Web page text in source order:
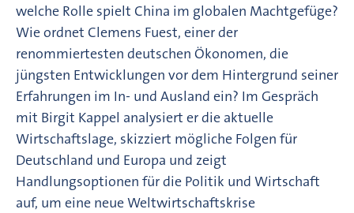
welche Rolle spielt China im globalen Machtgefüge?
Wie ordnet Clemens Fuest, einer der
renommiertesten deutschen Ökonomen, die
jüngsten Entwicklungen vor dem Hintergrund seiner
Erfahrungen im In- und Ausland ein? Im Gespräch
mit Birgit Kappel analysiert er die aktuelle
Wirtschaftslage, skizziert mögliche Folgen für
Deutschland und Europa und zeigt
Handlungsoptionen für die Politik und Wirtschaft
auf, um eine neue Weltwirtschaftskrise